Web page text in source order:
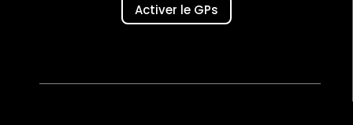
Activer le GPs